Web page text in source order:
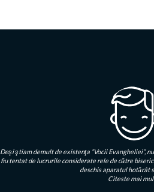
Deşi ştiam demult de existenţa ”Vocii Evangheliei”,
fiu tentat de lucrurile considerate rele de către
deschis aparatul hotărât
Citeste mai